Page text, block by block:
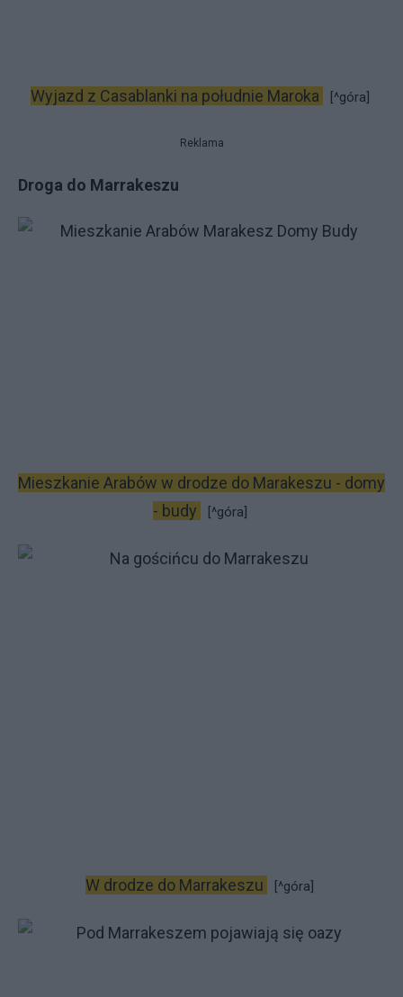
Wyjazd z Casablanki na południe Maroka [^góra]
Reklama
Droga do Marrakeszu
Mieszkanie Arabów w drodze do Marakeszu - domy
- budy
[^góra]
W drodze do Marrakeszu [^góra]